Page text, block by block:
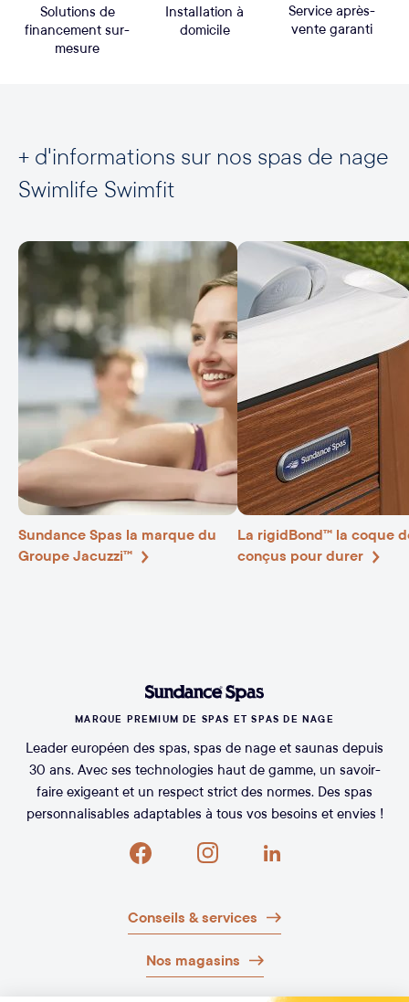
Solutions de
financement sur-
mesure
Installation à
domicile
Service après-
vente garanti
+ d'informations sur nos spas de nage
Swimlife Swimfit
Sundance Spas la marque du
Groupe Jacuzzi™
La rigidBond™ la coque
conçus pour durer
MARQUE PREMIUM DE SPAS ET SPAS DE NAGE
Leader européen des spas, spas de nage et saunas depuis
30 ans. Avec ses technologies haut de gamme, un savoir-
faire exigeant et un respect strict des normes. Des spas
personnalisables adaptables à tous vos besoins et envies !
Conseils & services
Nos magasins